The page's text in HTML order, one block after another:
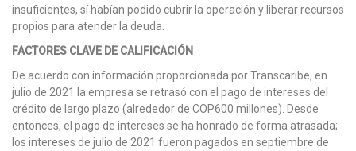
insuficientes, sí habían podido cubrir la operación y liberar recursos
propios para atender la deuda.
FACTORES CLAVE DE CALIFICACIÓN
De acuerdo con información proporcionada por Transcaribe, en
julio de 2021 la empresa se retrasó con el pago de intereses del
crédito de largo plazo (alrededor de COP600 millones). Desde
entonces, el pago de intereses se ha honrado de forma atrasada;
los intereses de julio de 2021 fueron pagados en septiembre de